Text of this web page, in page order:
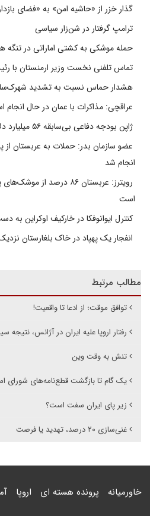
گذار خزر از «حاشیه امن» به «فضای
ترامپ گرفتار در شن‌زار سیاسی
حمله موشکی به کشتی اماراتی در تنگه
تماس تلفنی نخست وزیر ارمنستان با
هشدار حماس نسبت به تشدید
عراقچی: مذاکرات با عمان در حال انجام
ژاپن بودجه دفاعی بی‌سابقه ۵۶ میلیارد دلاری را در نظر دارد
عضو سازمان بدر: حملات به عربستان از
انجام شد
رویترز: عربستان ۸۶ درصد
است
کنترل ایوانوفکا در خارکیف اوکراین به
انفجار یک پهپاد در خاک بلغارستان
مطالب مرتبط
توافق موقت؛ از ادعا تا واقعیت!
رفتار اروپا علیه ایران در آژانس،
تنش به وقت وین
یک گام تا بازگشت قطع‌نامه‌های شورای
زیر پای ایران سفت است؟
غنی‌سازی ۲۰ درصد، تهدید یا فرصت
خاورمیانه پرونده هسته ای اروپا